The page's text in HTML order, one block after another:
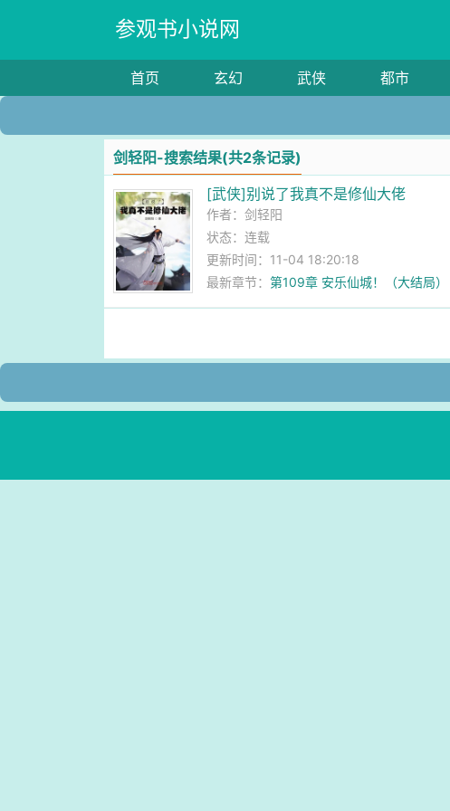
参观书小说网
首页 玄幻 武侠 都市
剑轻阳-搜索结果(共2条记录)
[武侠]别说了我真不是修仙大佬
作者：剑轻阳
状态：连载
更新时间：11-04 18:20:18
最新章节：第109章 安乐仙城！（大结局）